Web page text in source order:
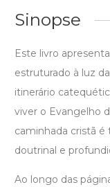
Sinopse
Este livro
estruturado à luz
itinerário
viver o Evangelho
caminhada cristã é
doutrinal e
Ao longo das